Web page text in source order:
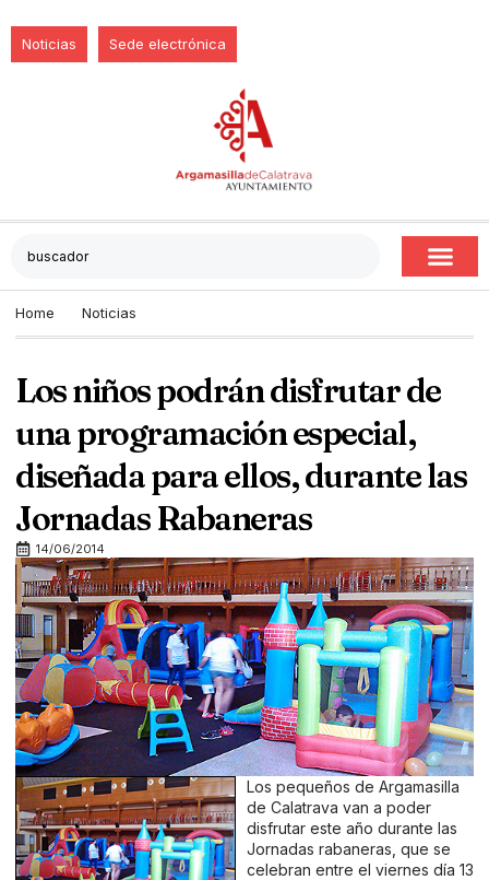
Noticias Sede electrónica
Home Noticias
Los niños podrán disfrutar de
una programación especial,
diseñada para ellos, durante las
Jornadas Rabaneras
14/06/2014
Los pequeños de Argamasilla
de Calatrava van a poder
disfrutar este año durante las
Jornadas rabaneras, que se
celebran entre el viernes día 13